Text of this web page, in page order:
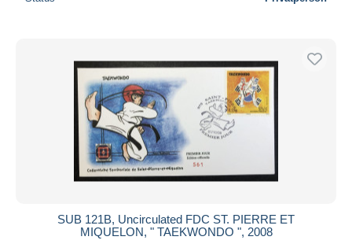
SUB 121B, Uncirculated FDC ST. PIERRE ET
MIQUELON, " TAEKWONDO ", 2008